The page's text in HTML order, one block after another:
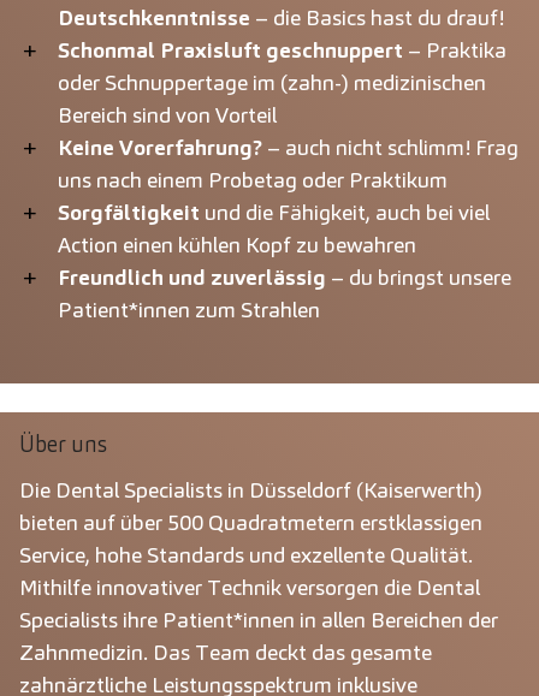
Deutschkenntnisse – die Basics hast du drauf!
Schonmal Praxisluft geschnuppert – Praktika
oder Schnuppertage im (zahn-) medizinischen
Bereich sind von Vorteil
Keine Vorerfahrung? – auch nicht schlimm! Frag
uns nach einem Probetag oder Praktikum
Sorgfältigkeit und die Fähigkeit, auch bei viel
Action einen kühlen Kopf zu bewahren
Freundlich und zuverlässig – du bringst unsere
Patient*innen zum Strahlen
Über uns
Die Dental Specialists in Düsseldorf (Kaiserwerth)
bieten auf über 500 Quadratmetern erstklassigen
Service, hohe Standards und exzellente Qualität.
Mithilfe innovativer Technik versorgen die Dental
Specialists ihre Patient*innen in allen Bereichen der
Zahnmedizin. Das Team deckt das gesamte
zahnärztliche Leistungsspektrum inklusive